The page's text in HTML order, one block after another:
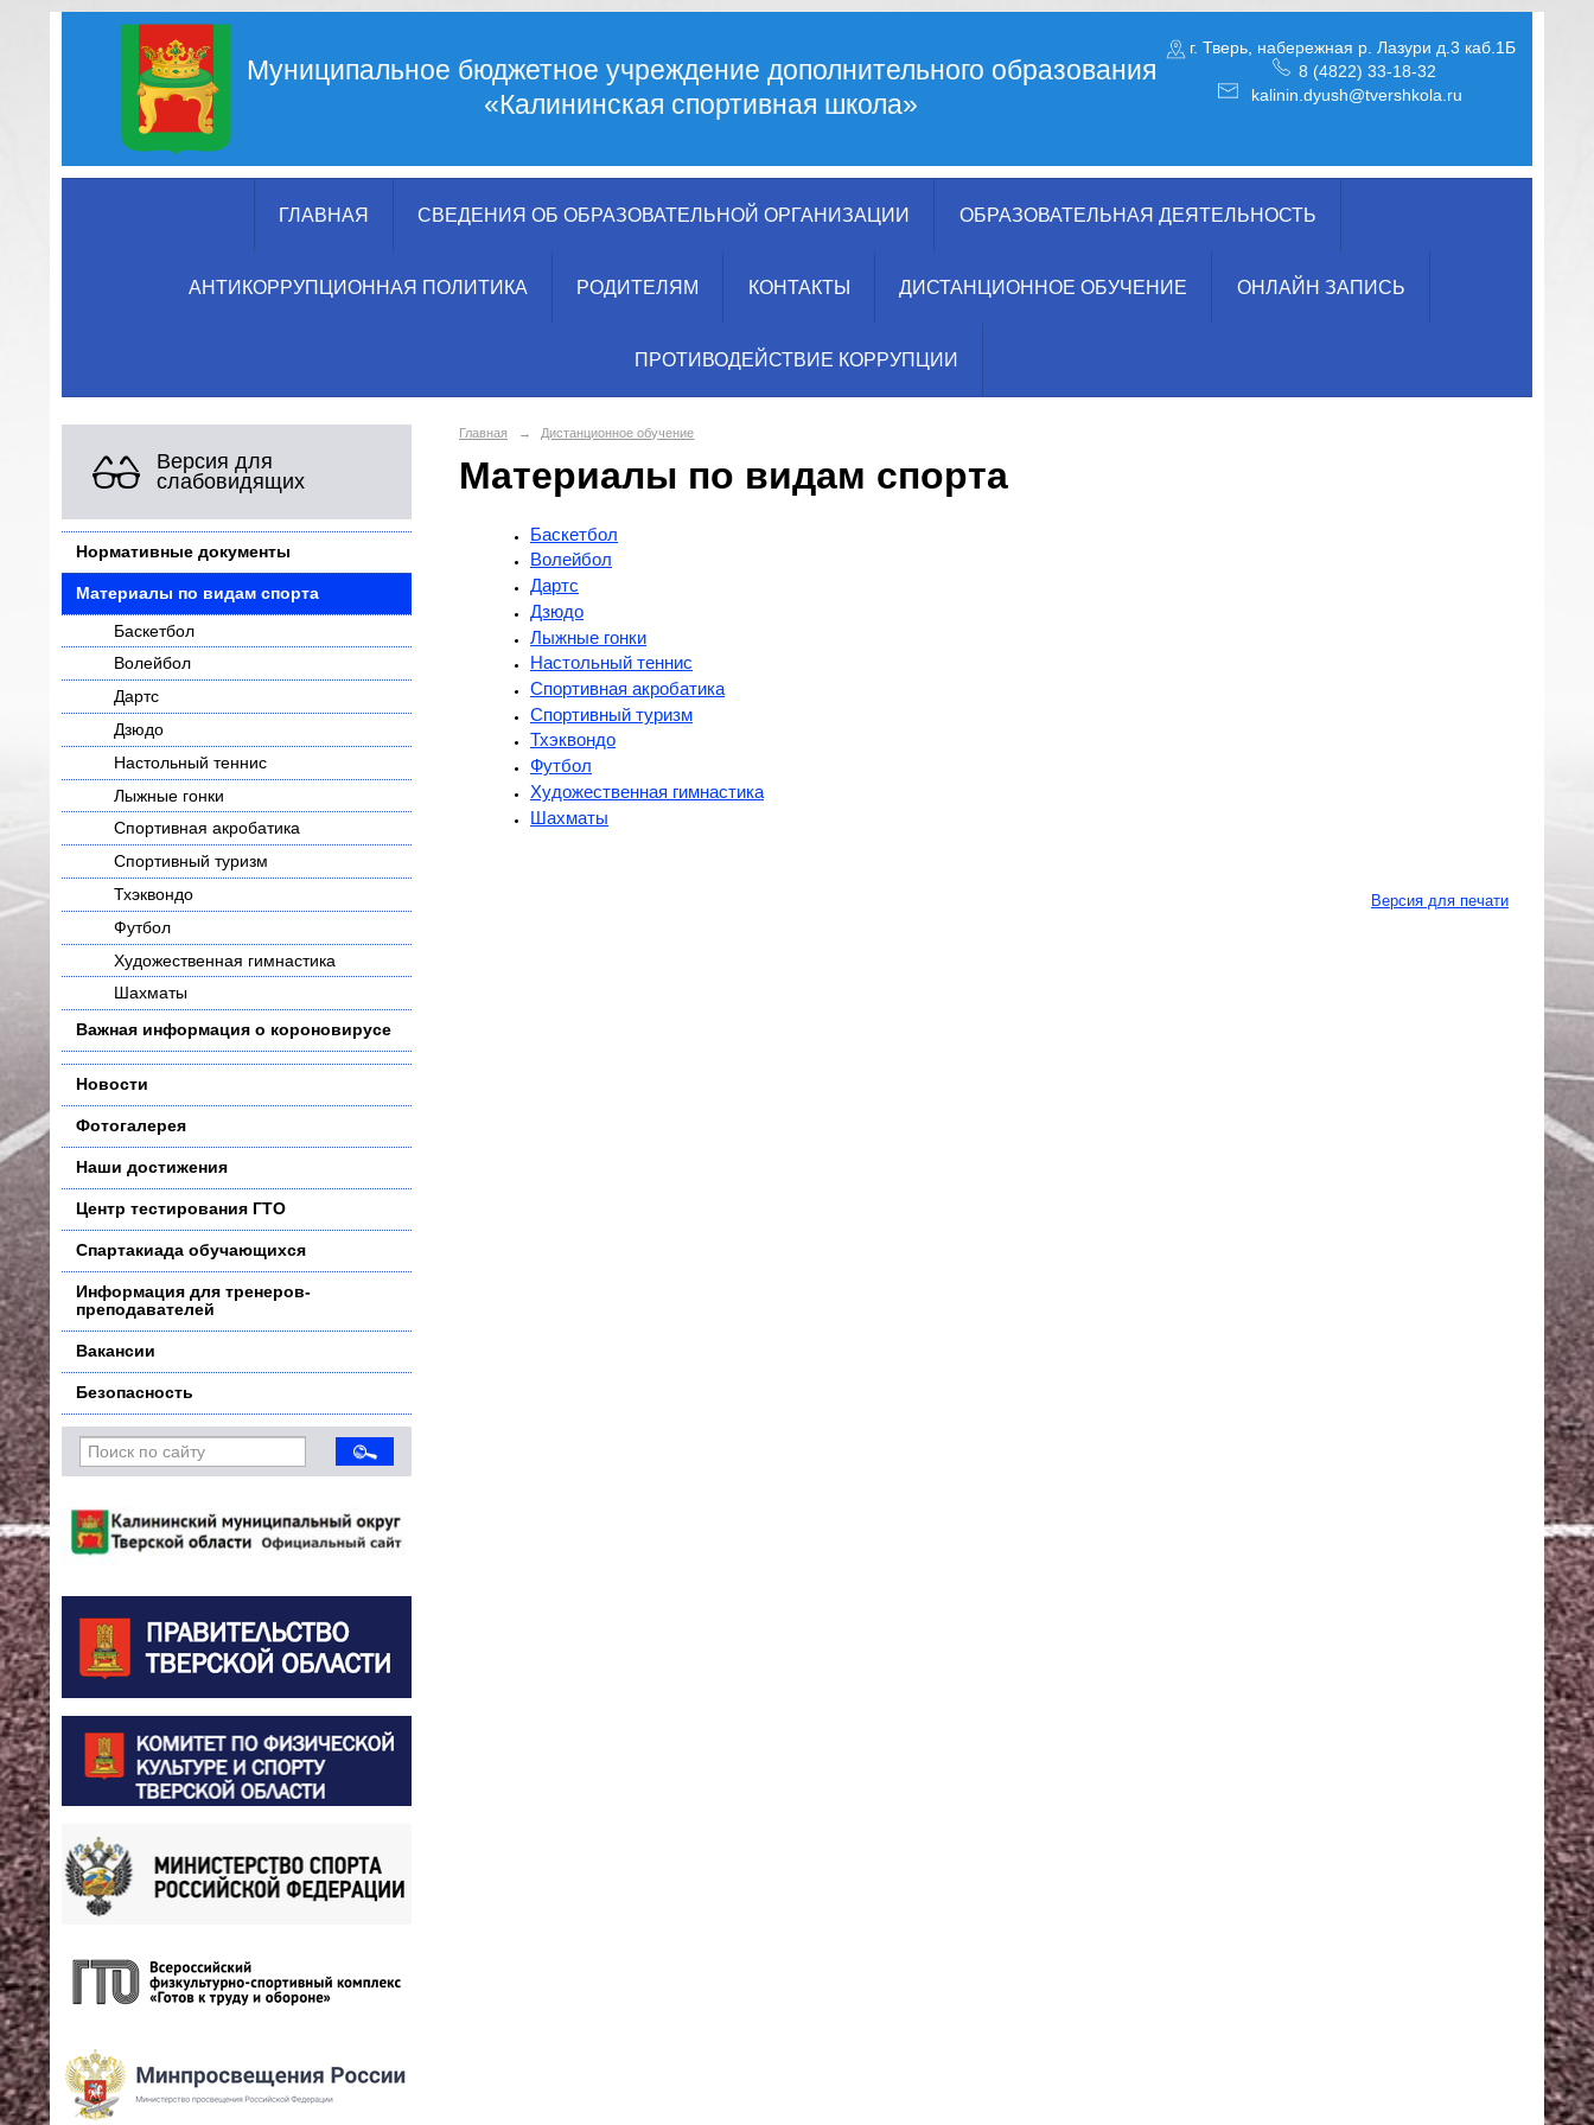
Муниципальное бюджетное учреждение дополнительного образования
«Калининская спортивная школа»
г. Тверь, набережная р. Лазури д.3 каб.1Б
8 (4822) 33-18-32
kalinin.dyush@tvershkola.ru
ГЛАВНАЯ СВЕДЕНИЯ ОБ ОБРАЗОВАТЕЛЬНОЙ ОРГАНИЗАЦИИ ОБРАЗОВАТЕЛЬНАЯ ДЕЯТЕЛЬНОСТЬ
АНТИКОРРУПЦИОННАЯ ПОЛИТИКА РОДИТЕЛЯМ КОНТАКТЫ ДИСТАНЦИОННОЕ ОБУЧЕНИЕ ОНЛАЙН ЗАПИСЬ
ПРОТИВОДЕЙСТВИЕ КОРРУПЦИИ
Версия для
слабовидящих
Нормативные документы
Материалы по видам спорта
Баскетбол
Волейбол
Дартс
Дзюдо
Настольный теннис
Лыжные гонки
Спортивная акробатика
Спортивный туризм
Тхэквондо
Футбол
Художественная гимнастика
Шахматы
Важная информация о короновирусе
Новости
Фотогалерея
Наши достижения
Центр тестирования ГТО
Спартакиада обучающихся
Информация для тренеров-
преподавателей
Вакансии
Безопасность
Главная → Дистанционное обучение
Материалы по видам спорта
Баскетбол
Волейбол
Дартс
Дзюдо
Лыжные гонки
Настольный теннис
Спортивная акробатика
Спортивный туризм
Тхэквондо
Футбол
Художественная гимнастика
Шахматы
Версия для печати